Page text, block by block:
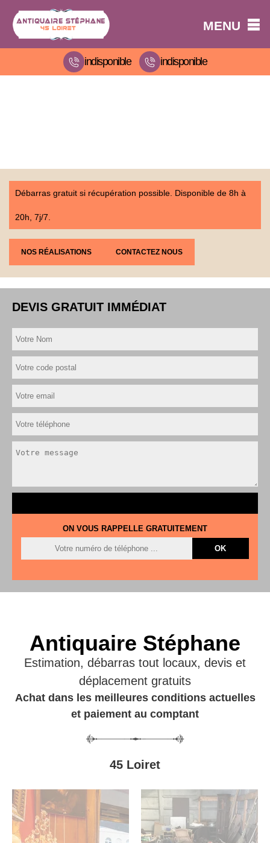
MENU
indisponible indisponible
Débarras gratuit si récupération possible. Disponible de 8h à
20h, 7j/7.
NOS RÉALISATIONS CONTACTEZ NOUS
DEVIS GRATUIT IMMÉDIAT
ON VOUS RAPPELLE GRATUITEMENT
Antiquaire Stéphane
Estimation, débarras tout locaux, devis et
déplacement gratuits
Achat dans les meilleures conditions actuelles
et paiement au comptant
45 Loiret